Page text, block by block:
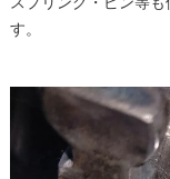
す。